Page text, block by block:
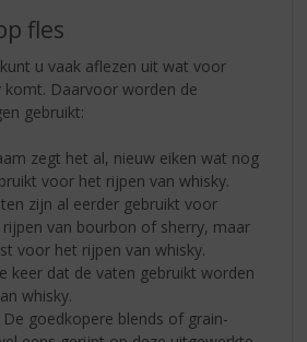
fles
u vaak aflezen uit wat voor
Daarvoor worden de
gebruikt:
zegt het al, nieuw eiken wat nog
voor het rijpen van whisky.
zijn al eerder gebruikt voor
van bourbon of sherry, maar
voor het rijpen van whisky.
keer dat de vaten gebruikt worden
whisky.
goedkopere blends of grain-